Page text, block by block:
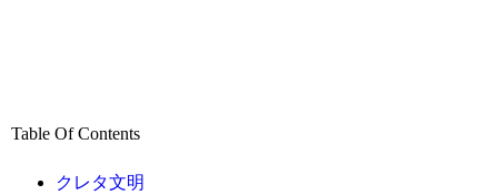
Table Of Contents
クレタ文明